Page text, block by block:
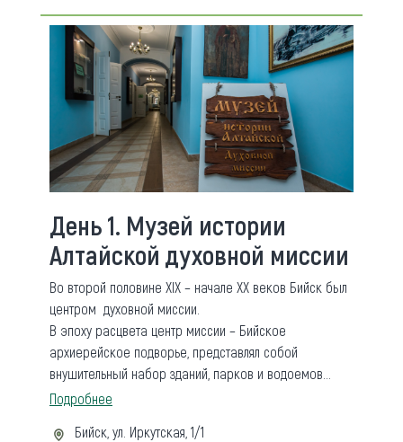
День 1. Музей истории
Алтайской духовной миссии
Во второй половине XIX – начале XX веков Бийск был
центром духовной миссии.
В эпоху расцвета центр миссии – Бийское
архиерейское подворье, представлял собой
внушительный набор зданий, парков и водоемов...
Подробнее
Бийск, ул. Иркутская, 1/1